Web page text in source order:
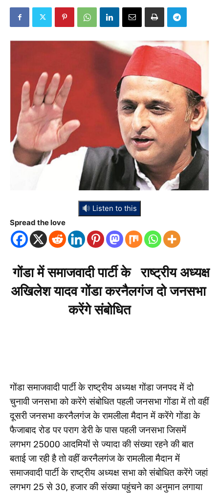
Listen to this
Spread the love
गोंडा में समाजवादी पार्टी के राष्ट्रीय अध्यक्ष
अखिलेश यादव गोंडा करनैलगंज दो जनसभा
करेंगे संबोधित
गोंडा समाजवादी पार्टी के राष्ट्रीय अध्यक्ष गोंडा जनपद में दो
चुनावी जनसभा को करेंगे संबोधित पहली जनसभा गोंडा में तो वहीं
दूसरी जनसभा करनैलगंज के रामलीला मैदान में करेंगे गोंडा के
फैजाबाद रोड पर पराग डेरी के पास पहली जनसभा जिसमें
लगभग 25000 आदमियों से ज्यादा की संख्या रहने की बात
बताई जा रही है तो वहीं करनैलगंज के रामलीला मैदान में
समाजवादी पार्टी के राष्ट्रीय अध्यक्ष सभा को संबोधित करेंगे जहां
लगभग 25 से 30, हजार की संख्या पहुंचने का अनुमान लगाया